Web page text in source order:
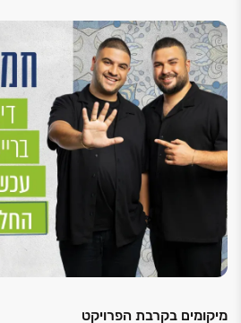
בכפוף לתנאי החברה | החברה
בכל עת | טל״ח
מיקומים בקרבת הפרויקט